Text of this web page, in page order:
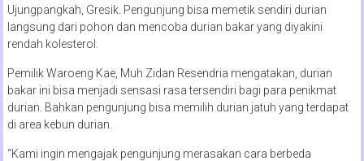
Ujungpangkah, Gresik. Pengunjung bisa memetik sendiri durian
langsung dari pohon dan mencoba durian bakar yang diyakini
rendah kolesterol.
Pemilik Waroeng Kae, Muh Zidan Resendria mengatakan, durian
bakar ini bisa menjadi sensasi rasa tersendiri bagi para penikmat
durian. Bahkan pengunjung bisa memilih durian jatuh yang terdapat
di area kebun durian.
“Kami ingin mengajak pengunjung merasakan cara berbeda